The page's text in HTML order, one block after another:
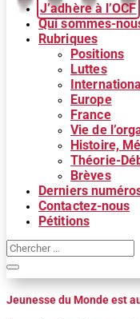
J’adhère à l’OCF
Qui sommes-
Rubriques
Positions
Luttes
Europe
France
Vie de
Histoire,
Théorie-
Brèves
Derniers
Contactez-nous
Pétitions
Jeunesse du Monde est